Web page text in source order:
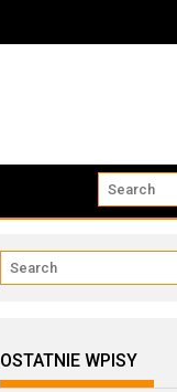
OSTATNIE WPISY